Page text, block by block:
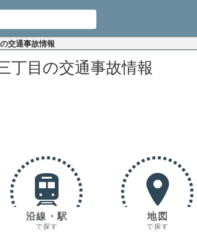
交通事故情報
丁目の交通事故情報
沿線・駅
で探す
地図
で探す